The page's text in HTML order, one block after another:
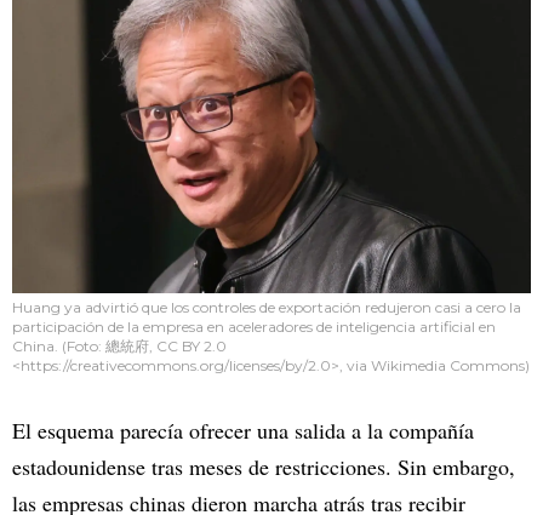
Huang ya advirtió que los controles de exportación redujeron casi a cero la
participación de la empresa en aceleradores de inteligencia artificial en
China. (Foto: 總統府, CC BY 2.0
<https://creativecommons.org/licenses/by/2.0>, via Wikimedia Commons)
El esquema parecía ofrecer una salida a la compañía
estadounidense tras meses de restricciones. Sin embargo,
las empresas chinas dieron marcha atrás tras recibir